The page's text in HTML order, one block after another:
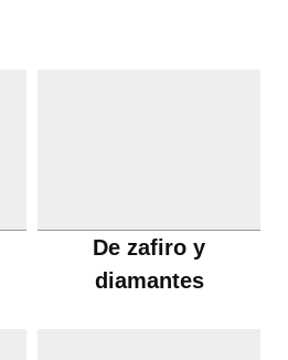
De zafiro y
diamantes